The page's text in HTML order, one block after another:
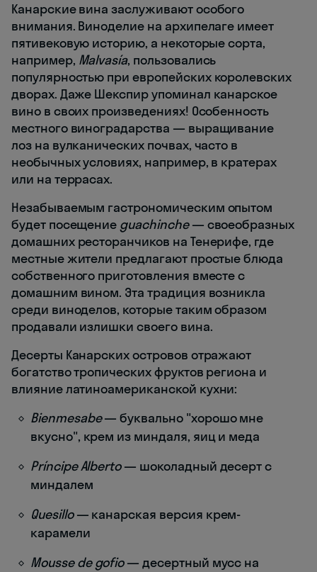
Канарские вина заслуживают особого
внимания. Виноделие на архипелаге имеет
пятивековую историю, а некоторые сорта,
например, Malvasía, пользовались
популярностью при европейских королевских
дворах. Даже Шекспир упоминал канарское
вино в своих произведениях! Особенность
местного виноградарства — выращивание
лоз на вулканических почвах, часто в
необычных условиях, например, в кратерах
или на террасах.
Незабываемым гастрономическим опытом
будет посещение guachinche— своеобразных
домашних ресторанчиков на Тенерифе, где
местные жители предлагают простые блюда
собственного приготовления вместе с
домашним вином. Эта традиция возникла
среди виноделов, которые таким образом
продавали излишки своего вина.
Десерты Канарских островов отражают
богатство тропических фруктов региона и
влияние латиноамериканской кухни:
Bienmesabe— буквально "хорошо мне
вкусно", крем из миндаля, яиц и меда
Príncipe Alberto— шоколадный десерт с
миндалем
Quesillo— канарская версия крем-
карамели
Mousse de gofio— десертный мусс на